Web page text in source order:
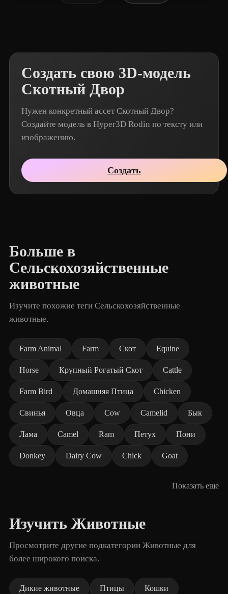
Создать свою 3D-модель
Скотный Двор
Нужен конкретный ассет Скотный Двор?
Создайте модель в Hyper3D Rodin по тексту или
изображению.
Создать
Больше в
Сельскохозяйственные
животные
Изучите похожие теги Сельскохозяйственные
животные.
Farm Animal Farm Скот Equine
Horse Крупный Рогатый Скот Cattle
Farm Bird Домашняя Птица Chicken
Свинья Овца Cow Camelid Бык
Лама Camel Ram Петух Пони
Donkey Dairy Cow Chick Goat
Показать еще
Изучить Животные
Просмотрите другие подкатегории Животные для
более широкого поиска.
Дикие животные Птицы Кошки